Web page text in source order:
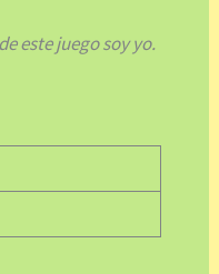
este juego soy yo.